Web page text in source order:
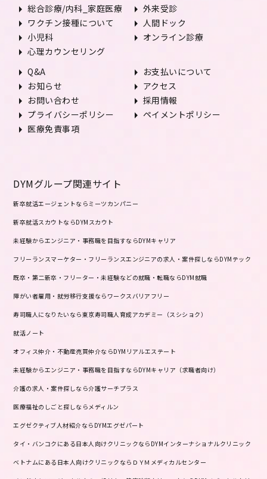
arrow_right総合診療/内科_家庭医療 arrow_right 外来受診
arrow_right ワクチン接種について arrow_right 人間ドック
arrow_right 小児科 arrow_right オンライン診療
arrow_right心理カウンセリング
arrow_rightQ&A arrow_right お支払いについて
arrow_right お知らせ arrow_right アクセス
arrow_right お問い合わせ arrow_right 採用情報
arrow_right プライバシーポリシー arrow_right ペイメントポリシー
arrow_right 医療免責事項
DYMグループ関連サイト
新卒就活エージェントならミーツカンパニー
新卒就活スカウトならDYMスカウト
未経験からエンジニア・事務職を目指すならDYMキャリア
フリーランスマーケター・フリーランスエンジニアの求人・案件探しならDYMテック
既卒・第二新卒・フリーター・未経験などの就職・転職ならDYM就職
障がい者雇用・就労移行支援ならワークスバリアフリー
寿司職人になりたいなら東京寿司職人育成アカデミー（スシショク）
就活ノート
オフィス仲介・不動産売買仲介ならDYMリアルエステート
未経験からエンジニア・事務職を目指すならDYMキャリア（求職者向け）
介護の求人・案件探しなら介護サーチプラス
医療福祉のしごと探しならメディルン
エグゼクティブ人材紹介ならDYMエグゼパート
タイ・バンコクにある日本人向けクリニックならDYMインターナショナルクリニック
ベトナムにある日本人向けクリニックならＤＹＭメディカルセンター